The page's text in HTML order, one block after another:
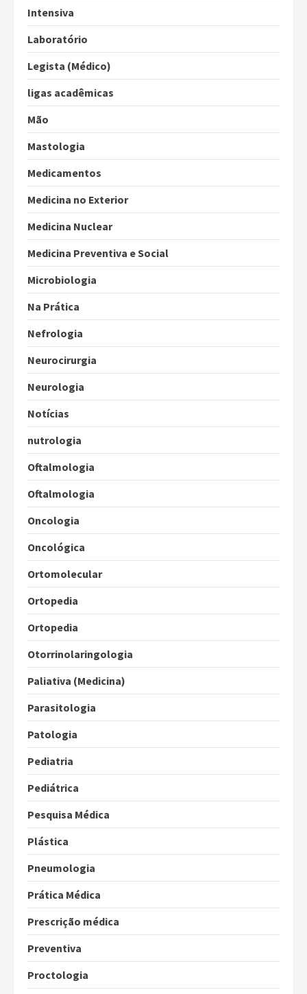
Intensiva
Laboratório
Legista (Médico)
ligas acadêmicas
Mão
Mastologia
Medicamentos
Medicina no Exterior
Medicina Nuclear
Medicina Preventiva e Social
Microbiologia
Na Prática
Nefrologia
Neurocirurgia
Neurologia
Notícias
nutrologia
Oftalmologia
Oftalmologia
Oncologia
Oncológica
Ortomolecular
Ortopedia
Ortopedia
Otorrinolaringologia
Paliativa (Medicina)
Parasitologia
Patologia
Pediatria
Pediátrica
Pesquisa Médica
Plástica
Pneumologia
Prática Médica
Prescrição médica
Preventiva
Proctologia